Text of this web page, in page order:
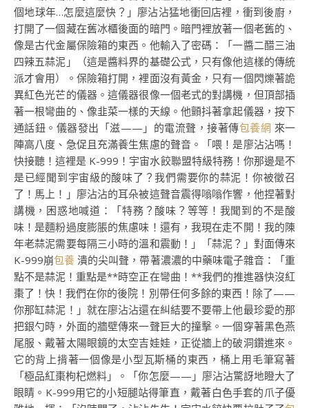
個地球年…怎麼這麼快？」廖沾沾猛地衝回店裡，衝到後廚，
打開了一個藏在舊冰櫃後面的暗門。暗門裡放著一個老舊的、
像是古代金屬保險箱的東西。他輸入了密碼：「一醬二醋三油
四辣五蒜泥」（這是醬料界的基礎公式，只有像他這樣的傳統
派才會用）。保險箱打開，裡面沒有黃金，只有一個閃爍著詭
異紅色光芒的儀器。這儀器很像一個老式的對講機，但頂部插
著一根彎曲的、像韭菜一樣的天線。他顫抖著拿起儀器，按下
通話鈕。儀器發出「滋——」的電流聲，接著傳包養網 來一
陣高八度、急促且充滿養生焦慮的聲音。「喂！是廖沾沾嗎！
快接聽！這裡是 K-999！宇宙水餃聯盟特級特務！你那邊是不
是已經聞到宇宙級的酸味了？我們需要你的蒜泥！你被徵召
了！馬上！」廖沾沾的耳朵被這聲音震得嗡嗡作響，他捏著對
講機，困惑地喊道：「特務？酸味？等等！我聞到的不是酸
味！是麵粉過度膨脹的焦慮味！還有，我現在走不開！我的陳
年老蒜泥需要每隔三小時的溫和震動！」「蒜泥？」對面傳來
K-999崩包養 潰的尖叫聲，帶著濃濃的中藥味電子雜音：「重
點不是蒜泥！重點是**時空正在彎曲！**我們的推進器快沒紅
棗了！快！我們在你的後院！別帶任何多餘的東西！除了——
你那缸蒜泥！」就在廖沾沾還在糾結要不要帶上他最珍愛的那
把銀勺時，外面的牆壁傳來一聲巨大的撞擊。一個穿著黑色燕
尾服、戴著太陽眼鏡的太空吉娃娃，正從牆上的破洞鑽進來。
它的背上揹著一個像是小型瓦斯桶的東西，桶上用毛筆寫著
「極品紅棗枸杞燃料」。「你怎麼——」廖沾沾驚訝地瞪大了
眼睛。K-999用它的小短腿站得筆直，戴著白色手套的爪子優